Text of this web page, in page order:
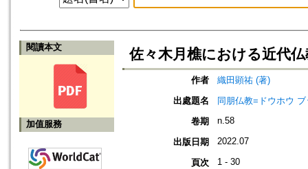
閱讀本文
加值服務
佐々木月樵における近代
作者
織田顕祐 (著)
出處題名
同朋仏教=ドウホウ
卷期
n.58
出版日期 2022.07
頁次 1 - 30